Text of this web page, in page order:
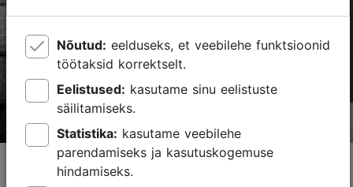
Tasuta
kadri@siirup.eu
+372 509 0812
ZIZI Disain linatoodete pood
Nõutud:
töötaksid korrektselt.
Eelistused:
säilitamiseks.
Statistika:
parendamiseks ja kasutuskogemuse
hindamiseks.